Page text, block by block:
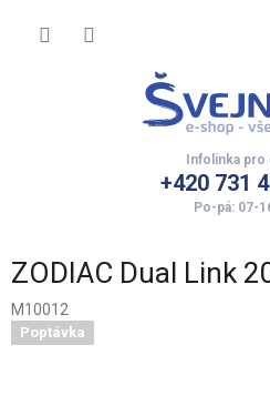
+420 731
ZODIAC Dual Link
M10012
Poptávka